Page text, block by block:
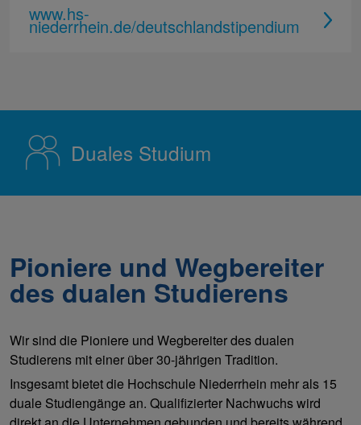
www.hs-
niederrhein.de/deutschlandstipendium
Duales Studium
Pioniere und Wegbereiter
des dualen Studierens
Wir sind die Pioniere und Wegbereiter des dualen
Studierens mit einer über 30-jährigen Tradition.
Insgesamt bietet die Hochschule Niederrhein mehr als 15
duale Studiengänge an. Qualifizierter Nachwuchs wird